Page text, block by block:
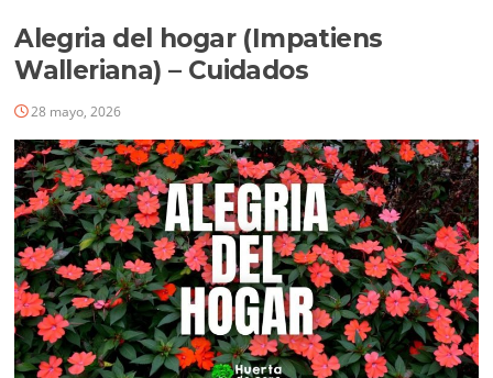
Alegria del hogar (Impatiens
Walleriana) – Cuidados
28 mayo, 2026